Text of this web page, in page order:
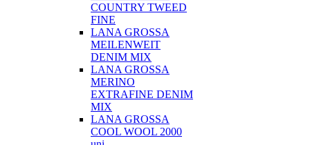
COUNTRY TWEED
FINE
LANA GROSSA
MEILENWEIT
DENIM MIX
LANA GROSSA
MERINO
EXTRAFINE DENIM
MIX
LANA GROSSA
COOL WOOL 2000